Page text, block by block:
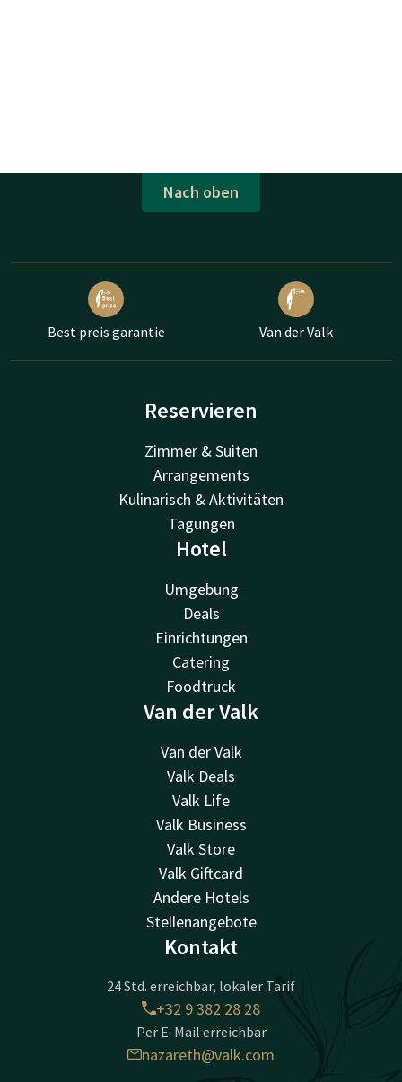
Nach oben
Best preis garantie Van der Valk
Reservieren
Zimmer & Suiten
Arrangements
Kulinarisch & Aktivitäten
Tagungen
Hotel
Umgebung
Deals
Einrichtungen
Catering
Foodtruck
Van der Valk
Van der Valk
Valk Deals
Valk Life
Valk Business
Valk Store
Valk Giftcard
Andere Hotels
Stellenangebote
Kontakt
24 Std. erreichbar, lokaler Tarif
+32 9 382 28 28
Per E-Mail erreichbar
nazareth@valk.com